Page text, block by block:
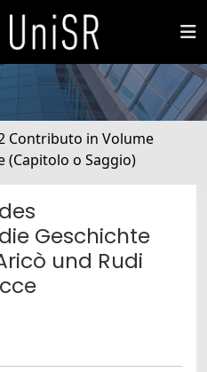
Contributo in Volume
(Capitolo o Saggio)
Geschichte
und Rudi